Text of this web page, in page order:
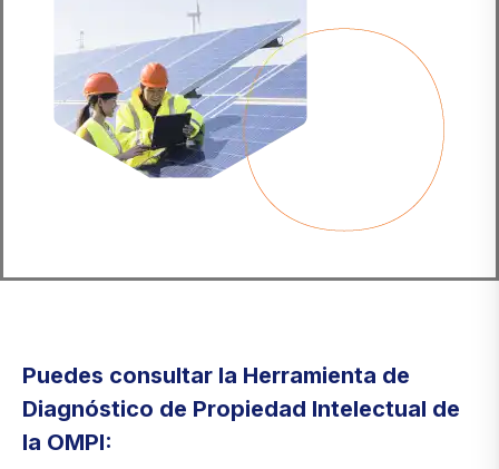
Puedes consultar la Herramienta de
Diagnóstico de Propiedad Intelectual de
la OMPI: